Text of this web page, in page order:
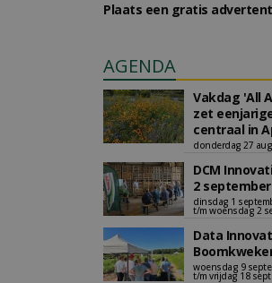
Plaats een gratis
AGENDA
Vakdag 'All
zet
centraal in
donderdag 27
DCM
2 september
dinsdag 1
t/m woensdag 2
Data
woensdag 9
t/m vrijdag 18